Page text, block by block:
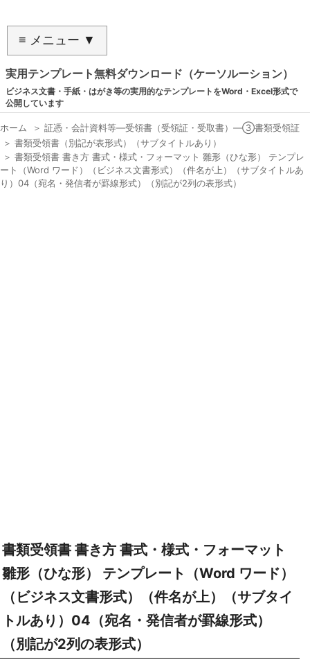
≡ メニュー ▼
実用テンプレート無料ダウンロード（ケーソルーション）
ビジネス文書・手紙・はがき等の実用的なテンプレートをWord・Excel形式で
公開しています
ホーム ＞ 証憑・会計資料等―受領書（受領証・受取書）―③書類受領証
＞ 書類受領書（別記が表形式）（サブタイトルあり）
＞ 書類受領書 書き方 書式・様式・フォーマット 雛形（ひな形） テンプレ
ート（Word ワード）（ビジネス文書形式）（件名が上）（サブタイトルあ
り）04（宛名・発信者が罫線形式）（別記が2列の表形式）
書類受領書 書き方 書式・様式・フォーマット
雛形（ひな形） テンプレート（Word ワード）
（ビジネス文書形式）（件名が上）（サブタイ
トルあり）04（宛名・発信者が罫線形式）
（別記が2列の表形式）